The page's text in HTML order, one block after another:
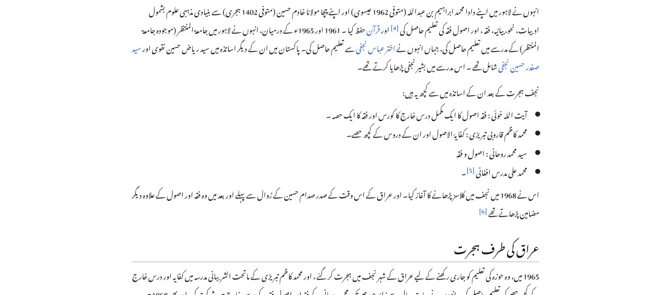
انہوں نے لاہور میں اپنے دادا محمد ابراہیم بن عبداللہ (متوفی 1962 عیسوی) اور اپنے چچا مولانا خادم حسین (متوفی 1402 ہجری) سے بنیادی مذہبی علوم بشمول
ادبیات، نحو، بیانیہ، فقہ ، اور اصول فقہ کی تعلیم حاصل کی[
4
]اورقرآن
حفظ کیا ۔ 1961 اور 1965ء کے درمیان، انہوں نے لاہور میں جامعۃ المنتظر (موجودہ جامعۃ
المنتظر) کے مدرسے میں تعلیم حاصل کی، جہاں انہوں نےاختر عباس نجفیسے تعلیم حاصل کی۔ پاکستان میں ان کے دیگر اساتذہ میں سید ریاض حسین نقوی اورسید
صفدر حسین نجفیشامل تھے ۔ اس مدرسے میں بشیر نجفی پڑھایا کرتے تھے۔
نجف ہجرت کے بعد ان کے اساتذہ میں سے کچھ یہ ہیں:
آیت اللہ خوئی : فقہ اصول کا ایک مکمل درس خارج کا کورس اور فقہ کا ایک حصہ ۔
محمد کاظم قاروبی تبریزی : کفایۂ الاصول اور ان کے دروس کے کچھ حصے۔
سید محمد روحانی : اصول و فقہ
محمد علی مدرس افغانی[
5
]۔
اس نے 1968 میں نجف میں کلاسز پڑھانے کا آغاز کیا۔ اور عراق کے اس وقت کے صدر صدام حسین کے زوال سے پہلے اور بعد میں وہ فقہ اور اصول کے علاوہ دیگر
مضامین پڑھاتے تھے[
6
]
عراق کی طرف ہجرت
1965 میں، وہ حوزہ کی تعلیم کو جاری رکھنے کے لیے عراق کے شہر نجف میں ہجرت کر گئے ، اور محمد کاظم تبریزی کے ماتحت الشرببانی مدرسہ میں کفایہ اور درس خارج